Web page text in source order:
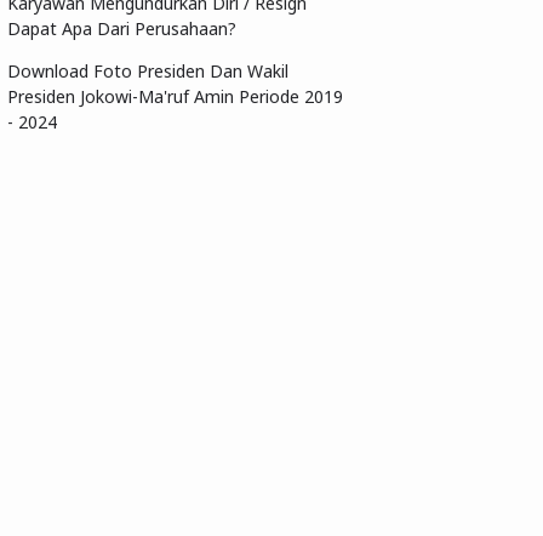
Dapat Apa Dari Perusahaan?
Download Foto Presiden Dan Wakil
Presiden Jokowi-Ma'ruf Amin Periode 2019
- 2024